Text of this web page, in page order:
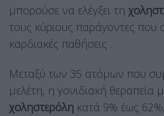
μπορούσε να ελέγξει τη
τους κύριους παράγοντες που
καρδιακές παθήσεις .
Μεταξύ των 35 ατόμων που
μελέτη, η γονιδιακή θεραπεία
χοληστερόλη κατά 9% έως